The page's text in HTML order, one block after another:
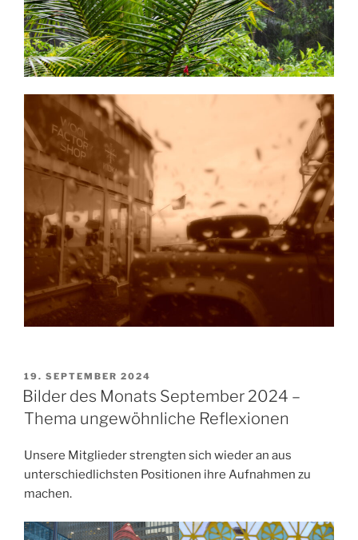
VERÖFFENTLICHT
AM
19. SEPTEMBER 2024
Bilder des Monats September 2024 –
Thema ungewöhnliche Reflexionen
Unsere Mitglieder strengten sich wieder an aus
unterschiedlichsten Positionen ihre Aufnahmen zu
machen.